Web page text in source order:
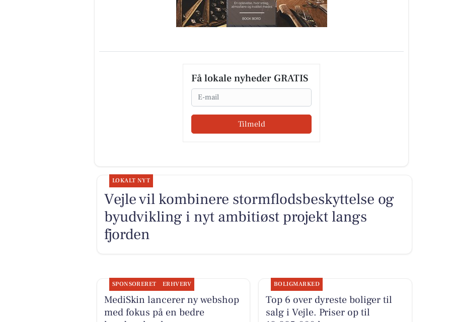
Få lokale nyheder GRATIS
Email
Tilmeld
LOKALT NYT
Vejle vil kombinere stormflodsbeskyttelse og
byudvikling i nyt ambitiøst projekt langs
fjorden
SPONSORERET ERHVERV
MediSkin lancerer ny webshop
med fokus på en bedre
BOLIGMARKED
Top 6 over dyreste boliger til
salg i Vejle. Priser op til